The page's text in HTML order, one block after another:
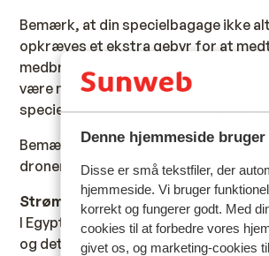
Denne hjemmeside
Disse er små tekstfiler, der
hjemmeside. Vi bruger
korrekt og fungerer godt. Med
cookies til at forbedre vores
givet os, og marketing-cookies
Bemærk, at din specielbagage ikke
opkræves et ekstra gebyr for at
medbringes i normal transfer, uden
være nødvendigt. Omkostninger
specielbagage i din online booking,
Bemærk venligst, at en drone er
dronen efterlades i lufthavnen.
Strøm:
I Egypten bruger man 220 volt som i
og det kan derfor være nødvenligt